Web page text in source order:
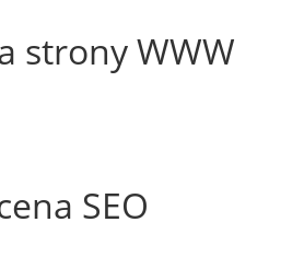
strony WWW
SEO